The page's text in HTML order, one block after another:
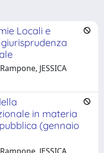
Locali e
JESSICA
in materia
(gennaio